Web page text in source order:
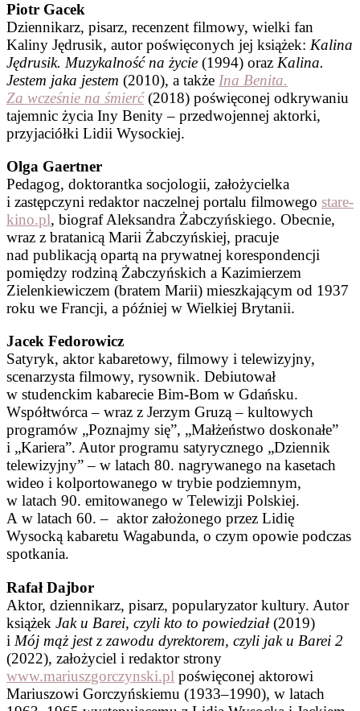
Piotr Gacek
Dziennikarz, pisarz, recenzent filmowy, wielki fan
Kaliny Jędrusik, autor poświęconych jej książek: Kalina
Jędrusik. Muzykalność na życie (1994) oraz Kalina.
Jestem jaka jestem (2010), a także Ina Benita.
Za wcześnie na śmierć(2018) poświęconej odkrywaniu
tajemnic życia Iny Benity – przedwojennej aktorki,
przyjaciółki Lidii Wysockiej.
Olga Gaertner
Pedagog, doktorantka socjologii, założycielka
i zastępczyni redaktor naczelnej portalu filmowego stare-
kino.pl, biograf Aleksandra Żabczyńskiego. Obecnie,
wraz z bratanicą Marii Żabczyńskiej, pracuje
nad publikacją opartą na prywatnej korespondencji
pomiędzy rodziną Żabczyńskich a Kazimierzem
Zielenkiewiczem (bratem Marii) mieszkającym od 1937
roku we Francji, a później w Wielkiej Brytanii.
Jacek Fedorowicz
Satyryk, aktor kabaretowy, filmowy i telewizyjny,
scenarzysta filmowy, rysownik. Debiutował
w studenckim kabarecie Bim-Bom w Gdańsku.
Współtwórca – wraz z Jerzym Gruzą – kultowych
programów „Poznajmy się”, „Małżeństwo doskonałe”
i „Kariera”. Autor programu satyrycznego „Dziennik
telewizyjny” – w latach 80. nagrywanego na kasetach
wideo i kolportowanego w trybie podziemnym,
w latach 90. emitowanego w Telewizji Polskiej.
A w latach 60. – aktor założonego przez Lidię
Wysocką kabaretu Wagabunda, o czym opowie podczas
spotkania.
Rafał Dajbor
Aktor, dziennikarz, pisarz, popularyzator kultury. Autor
książek Jak u Barei, czyli kto to powiedział(2019)
i Mój mąż jest z zawodu dyrektorem, czyli jak u Barei 2
(2022), założyciel i redaktor strony
www.mariuszgorczynski.pl poświęconej aktorowi
Mariuszowi Gorczyńskiemu (1933–1990), w latach